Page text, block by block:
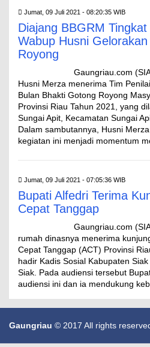
Jumat, 09 Juli 2021 - 08:20:35 WIB
Diajang BBGRM
Wabup Husni
Royong
Gaungriau.com
Husni Merza menerima Tim
Bulan Bhakti Gotong Royong
Provinsi Riau Tahun 2021, yang
Sungai Apit, Kecamatan Sungai
Dalam sambutannya, Husni
kegiatan ini menjadi momentum
Jumat, 09 Juli 2021 - 07:05:36 WIB
Bupati Alfedri Terima
Cepat Tanggap
Gaungriau.com
rumah dinasnya menerima
Cepat Tanggap (ACT) Provinsi
hadir Kadis Sosial Kabupaten
Siak. Pada audiensi tersebut
audiensi ini dan ia mendukung
Gaungriau © 2017 All rights